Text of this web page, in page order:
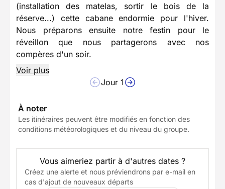
(installation des matelas, sortir le bois de la
réserve...) cette cabane endormie pour l'hiver.
Nous préparons ensuite notre festin pour le
réveillon que nous partagerons avec nos
compères d'un soir.
Voir plus
Jour 1
À noter
Les itinéraires peuvent être modifiés en fonction des
conditions météorologiques et du niveau du groupe.
Vous aimeriez partir à d'autres dates ?
Créez une alerte et nous préviendrons par e-mail en
cas d'ajout de nouveaux départs